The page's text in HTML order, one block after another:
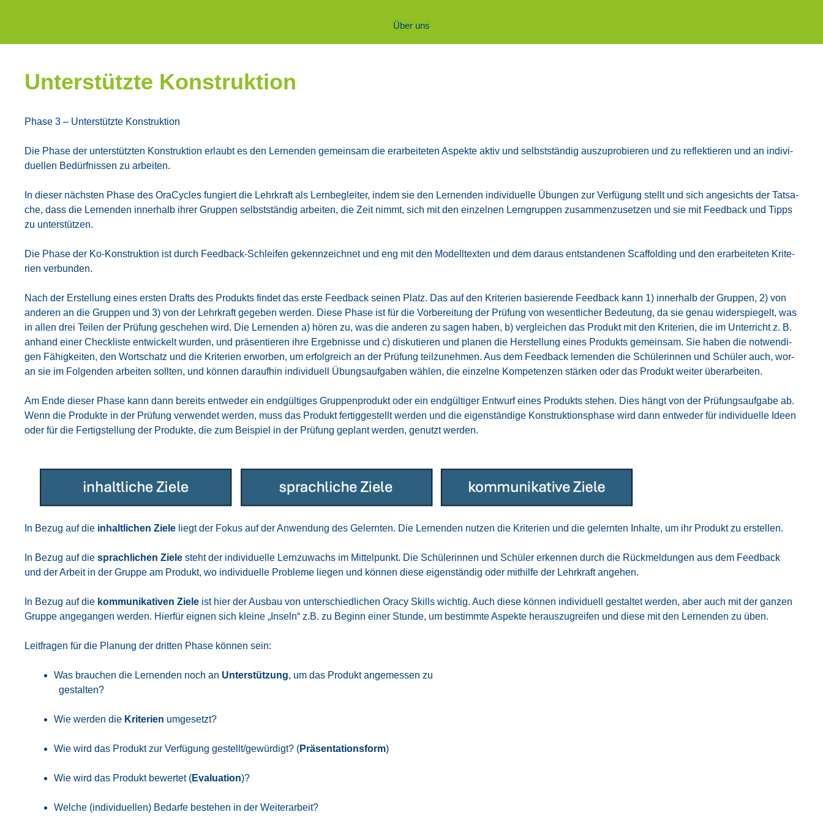
Über uns
Unter­stütz­te Kon­struk­ti­on
Pha­se 3 – Unter­stütz­te Kon­struk­ti­on
Die Pha­se der unter­stütz­ten Kon­struk­ti­on erlaubt es den Ler­nen­den gemein­sam die erar­bei­te­ten Aspek­te aktiv und selbst­stän­dig aus­zu­pro­bie­ren und zu reflek­tie­ren und an indi­vi­
du­el­len Bedürf­nis­sen zu arbei­ten.
In die­ser nächs­ten Pha­se des Ora­Cy­cles fun­giert die Lehr­kraft als Lern­be­glei­ter, indem sie den Ler­nen­den indi­vi­du­el­le Übun­gen zur Ver­fü­gung stellt und sich ange­sichts der Tat­sa­
che, dass die Ler­nen­den inner­halb ihrer Grup­pen selbst­stän­dig arbei­ten, die Zeit nimmt, sich mit den ein­zel­nen Lern­grup­pen zusam­men­zu­set­zen und sie mit Feed­back und Tipps
zu unter­stüt­zen.
Die Pha­se der Ko-Kon­struk­ti­on ist durch Feed­back-Schlei­fen gekenn­zeich­net und eng mit den Modell­tex­ten und dem dar­aus ent­stan­de­nen Scaf­fol­ding und den erar­bei­te­ten Kri­te­
ri­en ver­bun­den.
Nach der Erstel­lung eines ers­ten Drafts des Pro­dukts fin­det das ers­te Feed­back sei­nen Platz. Das auf den Kri­te­ri­en basie­ren­de Feed­back kann 1) inner­halb der Grup­pen, 2) von
ande­ren an die Grup­pen und 3) von der Lehr­kraft gege­ben wer­den. Die­se Pha­se ist für die Vor­be­rei­tung der Prü­fung von wesent­li­cher Bedeu­tung, da sie genau wider­spie­gelt, was
in allen drei Tei­len der Prü­fung gesche­hen wird. Die Ler­nen­den a) hören zu, was die ande­ren zu sagen haben, b) ver­glei­chen das Pro­dukt mit den Kri­te­ri­en, die im Unter­richt z. B.
anhand einer Check­lis­te ent­wi­ckelt wur­den, und prä­sen­tie­ren ihre Ergeb­nis­se und c) dis­ku­tie­ren und pla­nen die Her­stel­lung eines Pro­dukts gemein­sam. Sie haben die not­wen­di­
gen Fähig­kei­ten, den Wort­schatz und die Kri­te­ri­en erwor­ben, um erfolg­reich an der Prü­fung teil­zu­neh­men. Aus dem Feed­back ler­nen­den die Schü­le­rin­nen und Schü­ler auch, wor­
an sie im Fol­gen­den arbei­ten soll­ten, und kön­nen dar­auf­hin indi­vi­du­ell Übungs­auf­ga­ben wäh­len, die ein­zel­ne Kom­pe­ten­zen stär­ken oder das Pro­dukt wei­ter über­ar­bei­ten.
Am Ende die­ser Pha­se kann dann bereits ent­we­der ein end­gül­ti­ges Grup­pen­pro­dukt oder ein end­gül­ti­ger Ent­wurf eines Pro­dukts ste­hen. Dies hängt von der Prü­fungs­auf­ga­be ab.
Wenn die Pro­duk­te in der Prü­fung ver­wen­det wer­den, muss das Pro­dukt fer­tig­ge­stellt wer­den und die eigen­stän­di­ge Kon­struk­ti­ons­pha­se wird dann ent­we­der für indi­vi­du­el­le Ideen
oder für die Fer­tig­stel­lung der Pro­duk­te, die zum Bei­spiel in der Prü­fung geplant wer­den, genutzt wer­den.
In Bezug auf die inhalt­li­chen Zie­le liegt der Fokus auf der Anwen­dung des Gelern­ten. Die Ler­nen­den nut­zen die Kri­te­ri­en und die gelern­ten Inhal­te, um ihr Pro­dukt zu erstel­len.
In Bezug auf die sprach­li­chen Zie­le steht der indi­vi­du­el­le Lern­zu­wachs im Mit­tel­punkt. Die Schü­le­rin­nen und Schü­ler erken­nen durch die Rück­mel­dun­gen aus dem Feed­back
und der Arbeit in der Grup­pe am Pro­dukt, wo indi­vi­du­el­le Pro­ble­me lie­gen und kön­nen die­se eigen­stän­dig oder mit­hil­fe der Lehr­kraft ange­hen.
In Bezug auf die kom­mu­ni­ka­ti­ven Zie­le ist hier der Aus­bau von unter­schied­li­chen Ora­cy Skills wich­tig. Auch die­se kön­nen indi­vi­du­ell gestal­tet wer­den, aber auch mit der gan­zen
Grup­pe ange­gan­gen wer­den. Hier­für eig­nen sich klei­ne „Inseln“ z.B. zu Beginn einer Stun­de, um bestimm­te Aspek­te her­aus­zu­grei­fen und die­se mit den Ler­nen­den zu üben.
Leit­fra­gen für die Pla­nung der drit­ten Pha­se kön­nen sein:
Was brau­chen die Ler­nen­den noch an Unter­stüt­zung, um das Pro­dukt ange­mes­sen zu
gestal­ten?
Wie wer­den die Kri­te­ri­en umge­setzt?
Wie wird das Pro­dukt zur Ver­fü­gung gestellt/gewürdigt? (Prä­sen­ta­ti­ons­form)
Wie wird das Pro­dukt bewer­tet (Eva­lua­ti­on)?
Wel­che (indi­vi­du­el­len) Bedar­fe bestehen in der Wei­ter­ar­beit?